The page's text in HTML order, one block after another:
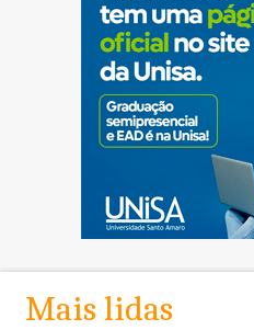
Mais lidas